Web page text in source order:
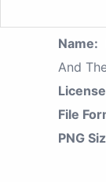
Name:
And
File
PNG